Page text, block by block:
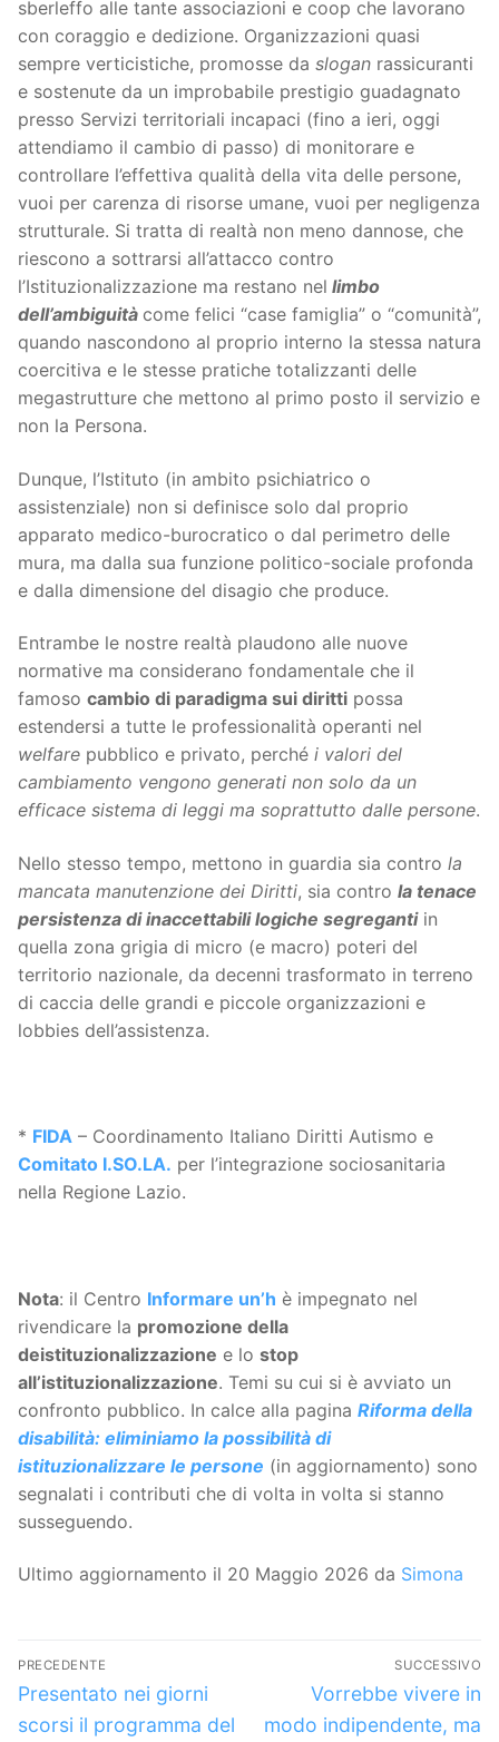
sberleffo alle tante associazioni e coop che lavorano
con coraggio e dedizione. Organizzazioni quasi
sempre verticistiche, promosse da slogan rassicuranti
e sostenute da un improbabile prestigio guadagnato
presso Servizi territoriali incapaci (fino a ieri, oggi
attendiamo il cambio di passo) di monitorare e
controllare l’effettiva qualità della vita delle persone,
vuoi per carenza di risorse umane, vuoi per negligenza
strutturale. Si tratta di realtà non meno dannose, che
riescono a sottrarsi all’attacco contro
l’Istituzionalizzazione ma restano nel limbo
dell’ambiguità come felici “case famiglia” o “comunità”,
quando nascondono al proprio interno la stessa natura
coercitiva e le stesse pratiche totalizzanti delle
megastrutture che mettono al primo posto il servizio e
non la Persona.
Dunque, l’Istituto (in ambito psichiatrico o
assistenziale) non si definisce solo dal proprio
apparato medico-burocratico o dal perimetro delle
mura, ma dalla sua funzione politico-sociale profonda
e dalla dimensione del disagio che produce.
Entrambe le nostre realtà plaudono alle nuove
normative ma considerano fondamentale che il
famoso cambio di paradigma sui diritti possa
estendersi a tutte le professionalità operanti nel
welfare pubblico e privato, perché i valori del
cambiamento vengono generati non solo da un
efficace sistema di leggi ma soprattutto dalle persone.
Nello stesso tempo, mettono in guardia sia contro la
mancata manutenzione dei Diritti, sia contro la tenace
persistenza di inaccettabili logiche segregantiin
quella zona grigia di micro (e macro) poteri del
territorio nazionale, da decenni trasformato in terreno
di caccia delle grandi e piccole organizzazioni e
lobbies dell’assistenza.
* FIDA – Coordinamento Italiano Diritti Autismo e
Comitato I.SO.LA. per l’integrazione sociosanitaria
nella Regione Lazio.
Nota: il Centro Informare un’h è impegnato nel
rivendicare la promozione della
deistituzionalizzazione e lo stop
all’istituzionalizzazione. Temi su cui si è avviato un
confronto pubblico. In calce alla pagina Riforma della
disabilità: eliminiamo la possibilità di
istituzionalizzare le persone (in aggiornamento) sono
segnalati i contributi che di volta in volta si stanno
susseguendo.
Ultimo aggiornamento il 20 Maggio 2026 da Simona
Navigazione
articoli
PRECEDENTE
Articolo
precedente:
Presentato nei giorni
scorsi il programma del
SUCCESSIVO
Articolo
successivo:
Vorrebbe vivere in
modo indipendente, ma